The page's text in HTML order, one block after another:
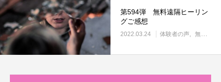
第594弾 無料遠隔ヒーリン
グご感想
2022.03.24 体験者の声 無料遠隔ヒーリング